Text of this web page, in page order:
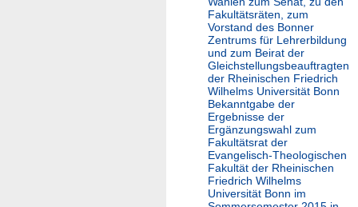
Fakultätsräten, zum
Vorstand des Bonner
Zentrums für Lehrerbildung
und zum Beirat der
Gleichstellungsbeauftragten
der Rheinischen Friedrich
Wilhelms Universität Bonn
Bekanntgabe der
Ergebnisse der
Ergänzungswahl zum
Fakultätsrat der
Evangelisch-Theologischen
Fakultät der Rheinischen
Friedrich Wilhelms
Universität Bonn im